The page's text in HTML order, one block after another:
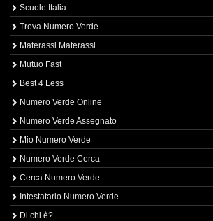
Scuole Italia
Trova Numero Verde
Materassi Materassi
Mutuo Fast
Best 4 Less
Numero Verde Online
Numero Verde Assegnato
Mio Numero Verde
Numero Verde Cerca
Cerca Numero Verde
Intestatario Numero Verde
Di chi è?